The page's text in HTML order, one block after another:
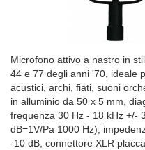
Microfono attivo a nastro in
44 e 77 degli anni '70, ideale
acustici, archi, fiati, suoni
in alluminio da 50 x 5 mm,
frequenza 30 Hz - 18 kHz +/-
dB=1V/Pa 1000 Hz),
-10 dB, connettore XLR